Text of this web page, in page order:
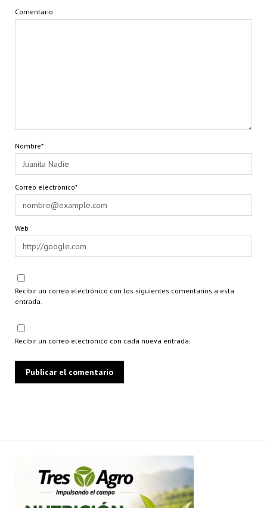
Comentario
Nombre*
Correo electrónico*
Web
Recibir un correo electrónico con los siguientes comentarios a esta
entrada.
Recibir un correo electrónico con cada nueva entrada.